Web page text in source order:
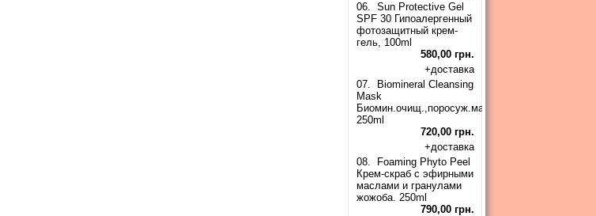
06.Sun Protective Gel
SPF 30 Гипоалергенный
фотозащитный крем-
гель, 100ml
580,00 грн.
+доставка
07.
Biomineral Cleansing
Mask
Биомин.очищ.,поросуж.маска(высыхающ.),
250ml
720,00 грн.
+доставка
08. Foaming Phyto Peel
Крем-скраб с эфирными
маслами и гранулами
жожоба. 250ml
790,00 грн.